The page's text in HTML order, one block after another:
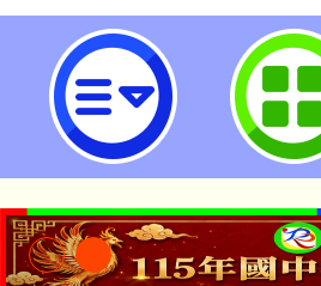
neilrpjhstyc網站